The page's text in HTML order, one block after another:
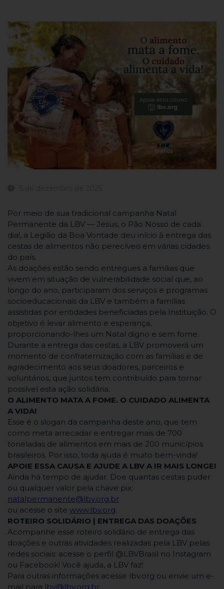
Por meio de sua tradicional campanha Natal
Permanente da LBV — Jesus, o Pão Nosso de cada
dia!, a Legião da Boa Vontade deu início à entrega das
cestas de alimentos não perecíveis em várias cidades
do país.
As doações estão sendo entregues a famílias que
vivem em situação de vulnerabilidade social que, ao
longo do ano, participaram dos serviços e programas
socioeducacionais da LBV e também a famílias
assistidas por entidades beneficiadas pela Instituição. O
objetivo é levar alimento e esperança,
proporcionando-lhes um Natal digno e sem fome.
Durante a entrega das cestas, a LBV promoverá um
momento de confraternização com as famílias e de
agradecimento aos seus doadores, parceiros e
voluntários, que juntos tem contribuído para tornar
possível esta ação solidária.
O ALIMENTO MATA A FOME. O CUIDADO ALIMENTA
A VIDA!
Esse é o slogan da campanha deste ano, que tem
como meta arrecadar e entregar mais de 700
toneladas de alimentos em mais de 200 municípios
brasileiros. Por isso, toda ajuda é muito bem-vinda!
APOIE ESSA CAUSA E AJUDE A LBV A IR MAIS LONGE!
Ainda há tempo de ajudar. Doe quantas cestas puder
ou qualquer valor pela chave pix:
natalpermanente@lbv.org.br
ou acesse o site www.lbv.org.
ROTEIRO SOLIDÁRIO | ENTREGA DAS DOAÇÕES
Acompanhe esse roteiro solidário de entrega das
doações e outras atividades realizadas pela LBV pelas
redes sociais: acesse o perfil @LBVBrasil no Instagram
ou Facebook! Você ajuda, a LBV faz!
Para outras informações acesse lbv.org ou envie um e-
mail para lbv@lbv.org.br.